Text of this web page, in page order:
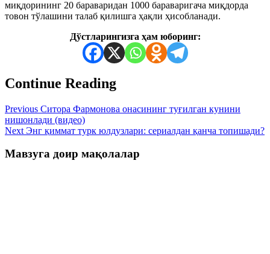
миқдорининг 20 бараваридан 1000 бараваригача миқдорда
товон тўлашини талаб қилишга ҳақли ҳисобланади.
Дўстларингизга ҳам юборинг:
Continue Reading
Previous Ситора Фармонова онасининг туғилган кунини
нишонлади (видео)
Next Энг қиммат турк юлдузлари: сериалдан қанча топишади?
Мавзуга доир мақолалар